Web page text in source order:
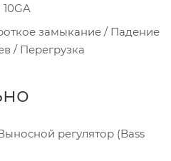
10GA
замыкание / Падение
/ Перегрузка
регулятор (Bass